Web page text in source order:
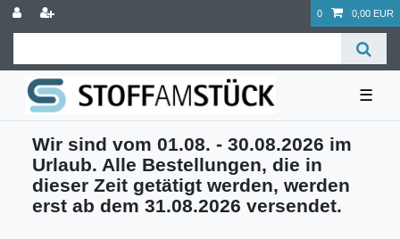
0 0,00 EUR
☰
Wir sind vom 01.08. - 30.08.2026 im
Urlaub. Alle Bestellungen, die in
dieser Zeit getätigt werden, werden
erst ab dem 31.08.2026 versendet.